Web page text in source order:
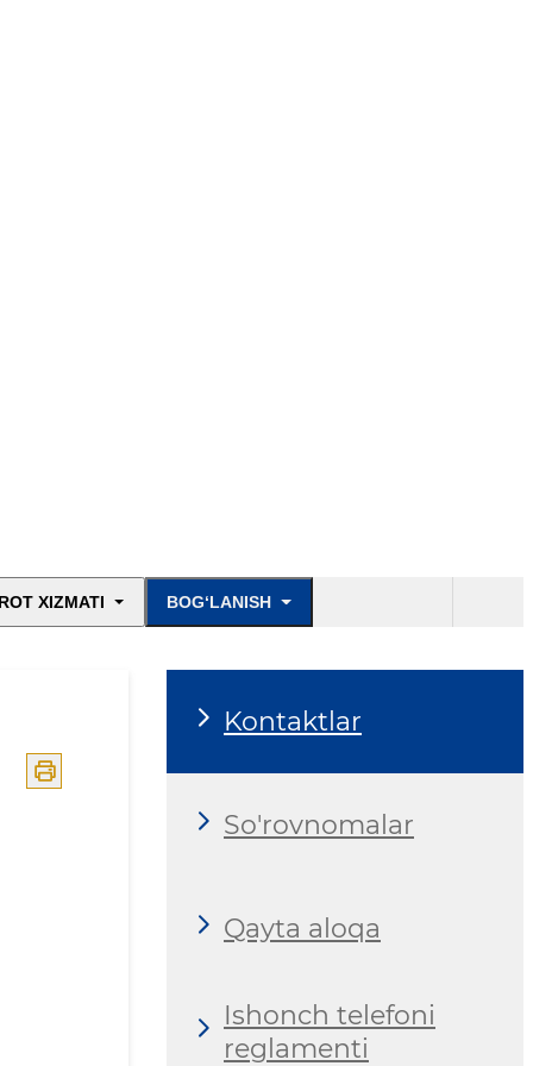
XIZMATI BOG‘LANISH
Kontaktlar
So'rovnomalar
Qayta aloqa
Ishonch telefoni
reglamenti